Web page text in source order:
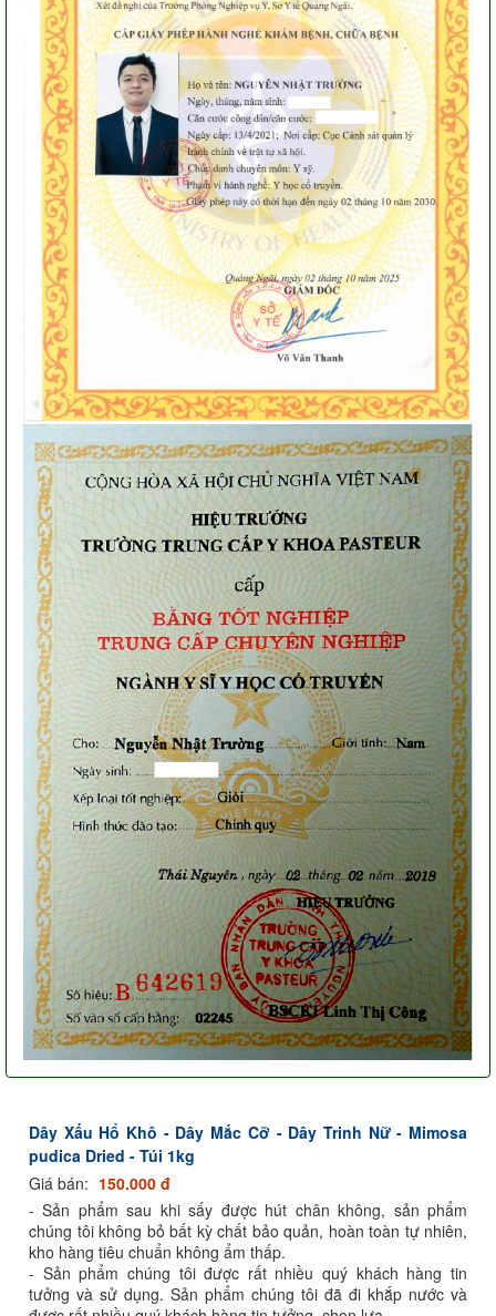
Dây Xấu Hổ Khô - Dây Mắc Cỡ - Dây Trinh Nữ - Mimosa
pudica Dried - Túi 1kg
Giá bán: 150.000 đ
- Sản phẩm sau khi sấy được hút chân không, sản phẩm
chúng tôi không bỏ bất kỳ chất bảo quản, hoàn toàn tự nhiên,
kho hàng tiêu chuẩn không ẩm thấp.
- Sản phẩm chúng tôi được rất nhiều quý khách hàng tin
tưởng và sử dụng. Sản phẩm chúng tôi đã đi khắp nước và